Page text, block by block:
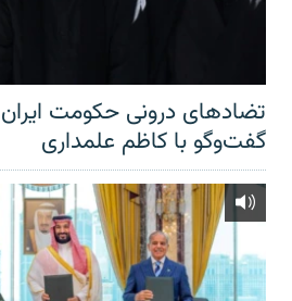
تضادهای درونی حکومت
گفت‌‌وگو با کاظم علمداری